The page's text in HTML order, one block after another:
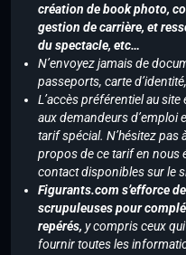
création de book photo,
gestion de carrière, et
du spectacle, etc…
N’envoyez jamais de
passeports, carte
L’accès préférentiel au
aux demandeurs d’emploi
tarif spécial. N’hésitez pas
propos de ce tarif en nous
contact disponibles sur le
Figurants.com s’efforce
scrupuleuses pour
repérés, y compris ceux
fournir toutes les